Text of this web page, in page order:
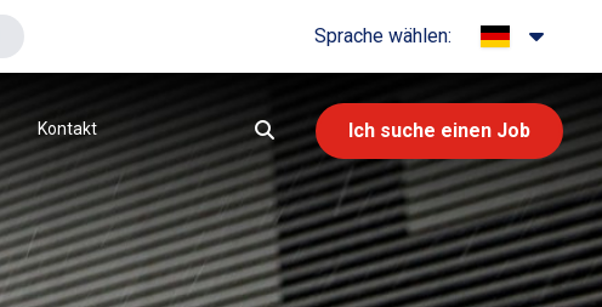
Sprache wählen:
Ich suche einen Job
Kontakt